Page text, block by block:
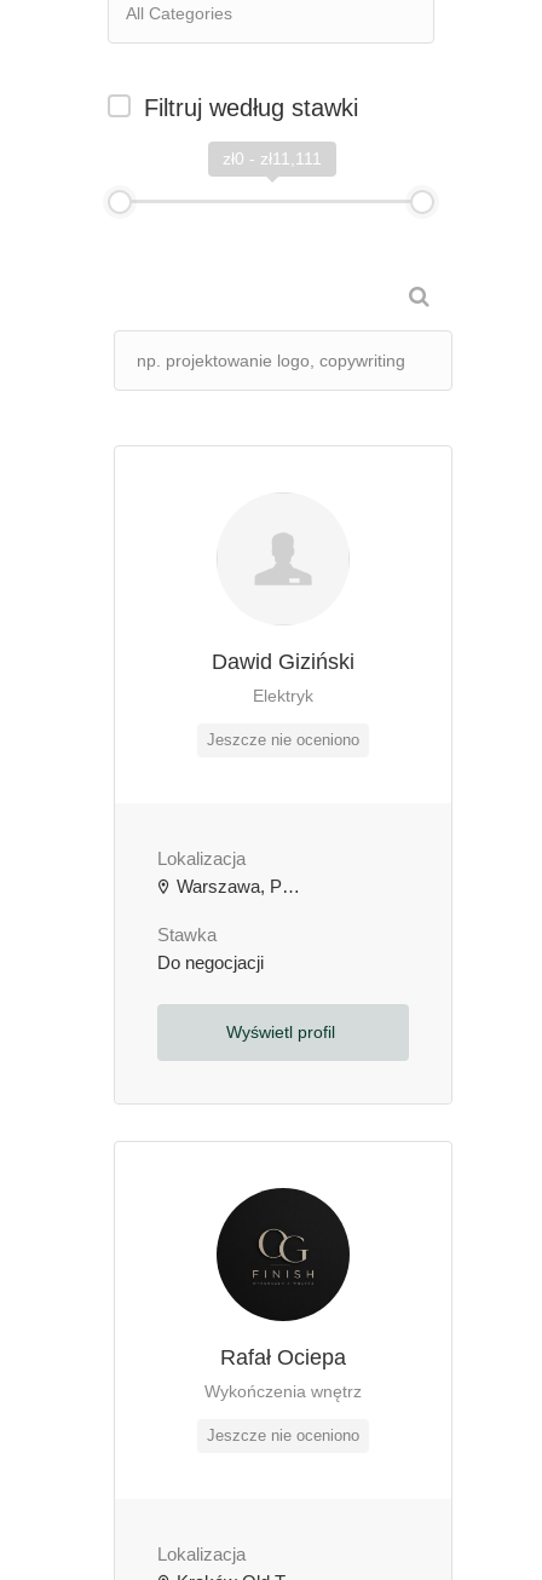
Filtruj według stawki
zł0 - zł11,111
Dawid Giziński
Elektryk
Jeszcze nie oceniono
Lokalizacja
Warszawa, Polska
Stawka
Do negocjacji
Wyświetl profil
Rafał Ociepa
Wykończenia wnętrz
Jeszcze nie oceniono
Lokalizacja